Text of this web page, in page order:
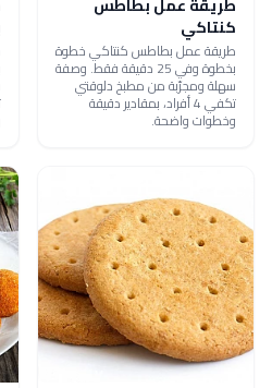
كنتاكي
طريقة عمل بطاطس كنتاكي خطوة
بخطوة وفي 25 دقيقة فقط. وصفة
سهلة ومجرّبة من مطبخ دلوقتي
تكفي 4 أفراد، بمقادير دقيقة
وخطوات واضحة.